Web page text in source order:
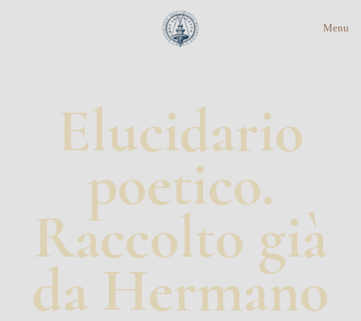
Menu
Elucidario
poetico.
Raccolto già
da Hermano